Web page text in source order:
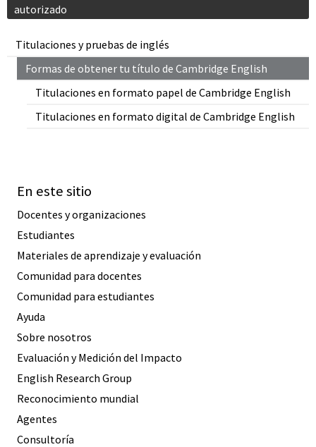
Titulaciones y pruebas de inglés
Formas de obtener tu título de Cambridge English
Titulaciones en formato papel de Cambridge English
Titulaciones en formato digital de Cambridge English
autorizado
En este sitio
Docentes y organizaciones
Estudiantes
Materiales de aprendizaje y evaluación
Comunidad para docentes
Comunidad para estudiantes
Ayuda
Sobre nosotros
Evaluación y Medición del Impacto
English Research Group
Reconocimiento mundial
Agentes
Consultoría